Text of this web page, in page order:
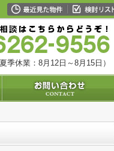
季休業：8月12日～8月15日）